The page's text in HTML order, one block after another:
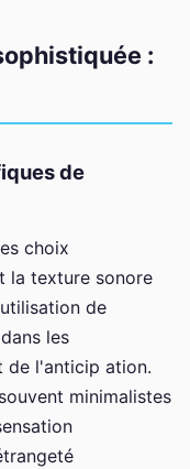
:
de
choix
la texture sonore
de
les
de l'anticip ation.
minimalistes